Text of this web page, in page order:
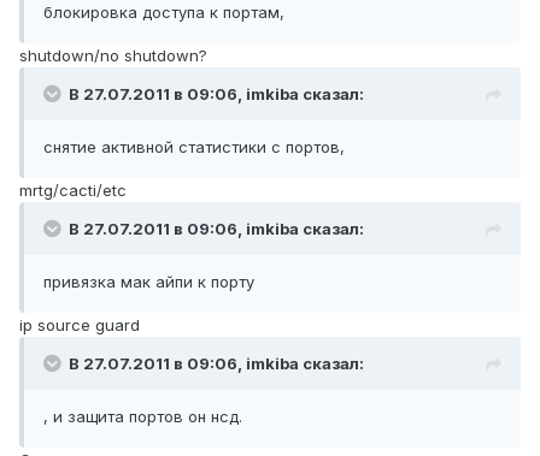
блокировка доступа к портам,
shutdown/no shutdown?
В 27.07.2011 в 09:06, imkiba сказал:
снятие активной статистики с портов,
mrtg/cacti/etc
В 27.07.2011 в 09:06, imkiba сказал:
привязка мак айпи к порту
ip source guard
В 27.07.2011 в 09:06, imkiba сказал:
, и защита портов он нсд.